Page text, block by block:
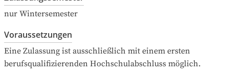
nur Wintersemester
Voraussetzungen
Eine Zulassung ist ausschließlich mit einem ersten
berufsqualifizierenden Hochschulabschluss möglich.